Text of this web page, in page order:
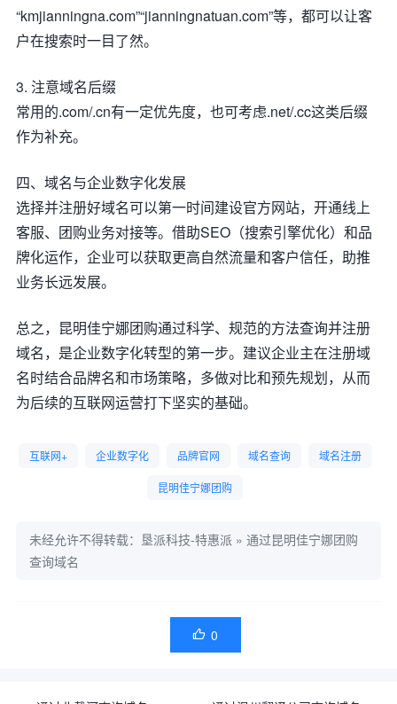
“kmjianningna.com”“jianningnatuan.com”等，都可以让客
户在搜索时一目了然。
3. 注意域名后缀
常用的.com/.cn有一定优先度，也可考虑.net/.cc这类后缀
作为补充。
四、域名与企业数字化发展
选择并注册好域名可以第一时间建设官方网站，开通线上
客服、团购业务对接等。借助SEO（搜索引擎优化）和品
牌化运作，企业可以获取更高自然流量和客户信任，助推
业务长远发展。
总之，昆明佳宁娜团购通过科学、规范的方法查询并注册
域名，是企业数字化转型的第一步。建议企业主在注册域
名时结合品牌名和市场策略，多做对比和预先规划，从而
为后续的互联网运营打下坚实的基础。
互联网+ 企业数字化 品牌官网 域名查询 域名注册
昆明佳宁娜团购
未经允许不得转载： 垦派科技-特惠派 » 通过昆明佳宁娜团购
查询域名
 0